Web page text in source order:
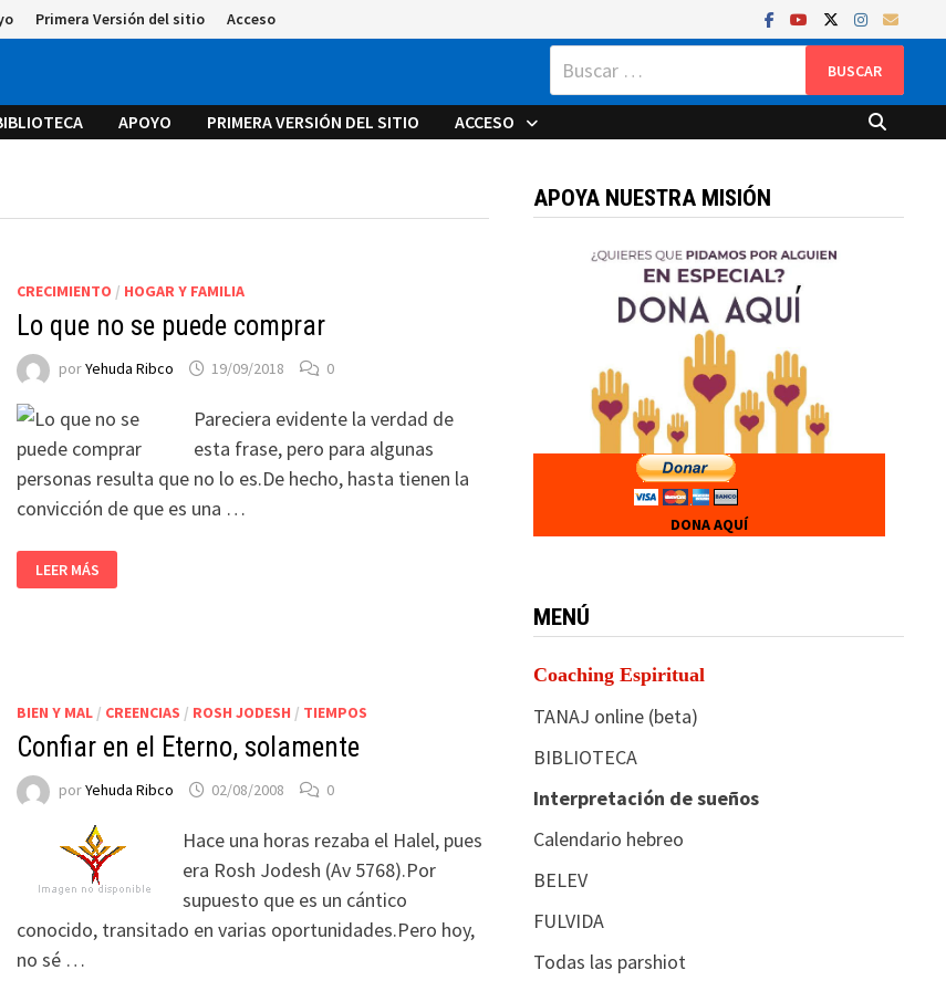
Primera Versión del sitio Acceso
Buscar:
APOYO PRIMERA VERSIÓN DEL SITIO ACCESO
CRECIMIENTO / HOGAR Y FAMILIA
Lo que no se puede comprar
porYehuda Ribco 19/09/2018 0
Pareciera evidente la verdad de
esta frase, pero para algunas
personas resulta que no lo es.De hecho, hasta tienen la
convicción de que es una …
LEER MÁS
BIEN Y MAL/ CREENCIAS / ROSH JODESH / TIEMPOS
Confiar en el Eterno, solamente
porYehuda Ribco 02/08/2008 0
Hace una horas rezaba el Halel, pues
era Rosh Jodesh (Av 5768).Por
supuesto que es un cántico
conocido, transitado en varias oportunidades.Pero hoy,
no sé …
APOYA NUESTRA MISIÓN
DONA AQUÍ
MENÚ
Coaching Espiritual
TANAJ online (beta)
BIBLIOTECA
Interpretación de sueños
Calendario hebreo
BELEV
FULVIDA
Todas las parshiot